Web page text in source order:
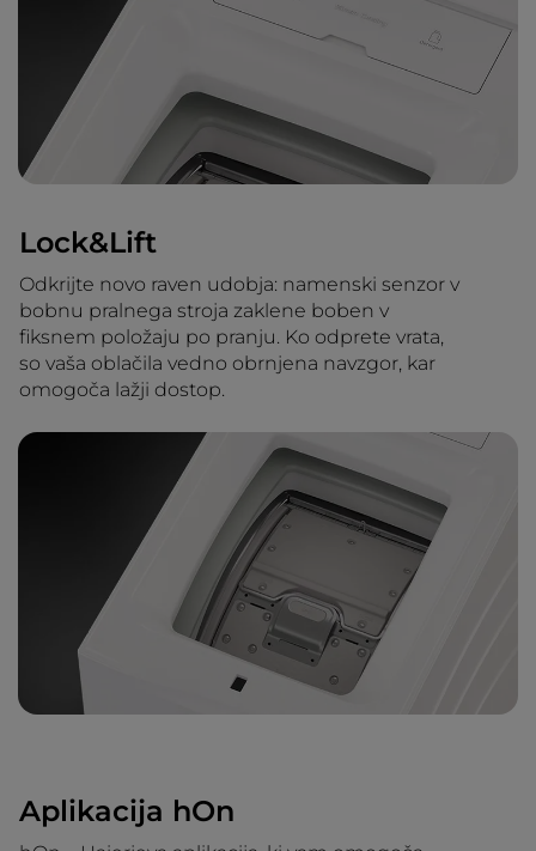
Lock&Lift
Odkrijte novo raven udobja: namenski senzor v
bobnu pralnega stroja zaklene boben v
fiksnem položaju po pranju. Ko odprete vrata,
so vaša oblačila vedno obrnjena navzgor, kar
omogoča lažji dostop.
Aplikacija hOn